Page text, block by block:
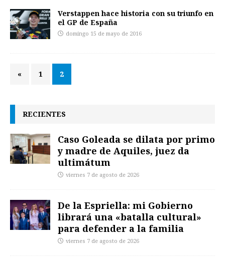
Verstappen hace historia con su triunfo en
el GP de España
domingo 15 de mayo de 2016
« 1 2
RECIENTES
Caso Goleada se dilata por primo
y madre de Aquiles, juez da
ultimátum
viernes 7 de agosto de 2026
De la Espriella: mi Gobierno
librará una «batalla cultural»
para defender a la familia
viernes 7 de agosto de 2026